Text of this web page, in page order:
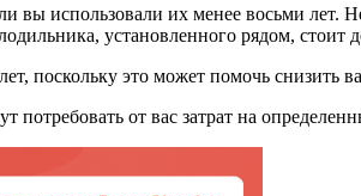
вы использовали их менее восьми
установленного рядом, стоит
поскольку это может помочь снизить
потребовать от вас затрат на